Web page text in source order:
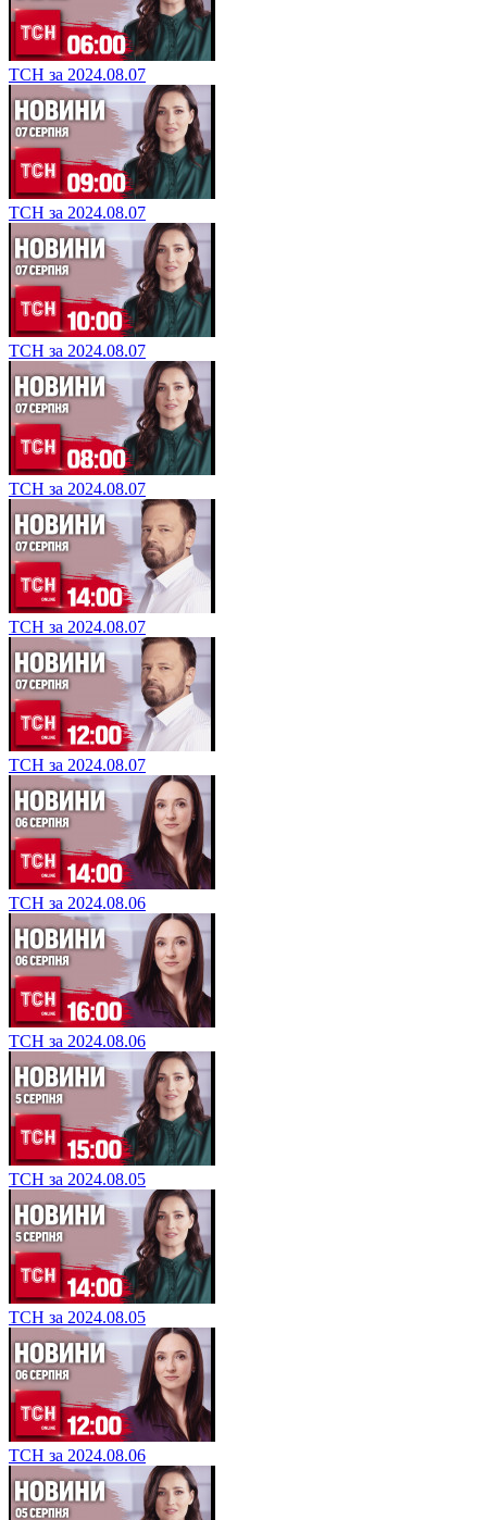
ТСН за 2024.08.07
ТСН за 2024.08.07
ТСН за 2024.08.07
ТСН за 2024.08.07
ТСН за 2024.08.07
ТСН за 2024.08.07
ТСН за 2024.08.06
ТСН за 2024.08.06
ТСН за 2024.08.05
ТСН за 2024.08.05
ТСН за 2024.08.06